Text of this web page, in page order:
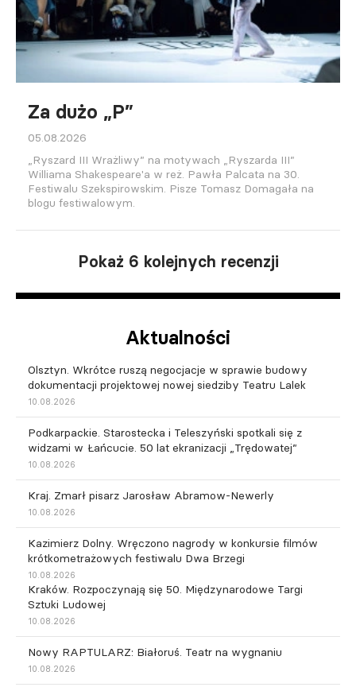
Za dużo „P”
05.08.2026
„Ryszard III Wrażliwy” na motywach „Ryszarda III”
Williama Shakespeare'a w reż. Pawła Palcata na 30.
Festiwalu Szekspirowskim. Pisze Tomasz Domagała na
blogu festiwalowym.
Pokaż 6 kolejnych recenzji
Aktualności
Olsztyn. Wkrótce ruszą negocjacje w sprawie budowy
dokumentacji projektowej nowej siedziby Teatru Lalek
10.08.2026
Podkarpackie. Starostecka i Teleszyński spotkali się z
widzami w Łańcucie. 50 lat ekranizacji „Trędowatej”
10.08.2026
Kraj. Zmarł pisarz Jarosław Abramow-Newerly
10.08.2026
Kazimierz Dolny. Wręczono nagrody w konkursie filmów
krótkometrażowych festiwalu Dwa Brzegi
10.08.2026
Kraków. Rozpoczynają się 50. Międzynarodowe Targi
Sztuki Ludowej
10.08.2026
Nowy RAPTULARZ: Białoruś. Teatr na wygnaniu
10.08.2026